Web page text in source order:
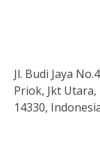
Jl. Budi Jaya
Priok, Jkt
14330,